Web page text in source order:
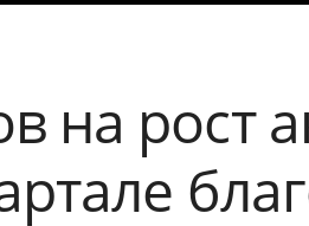
на рост